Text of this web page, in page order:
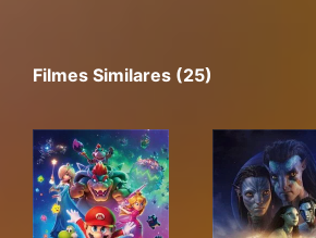
Filmes Similares (25)